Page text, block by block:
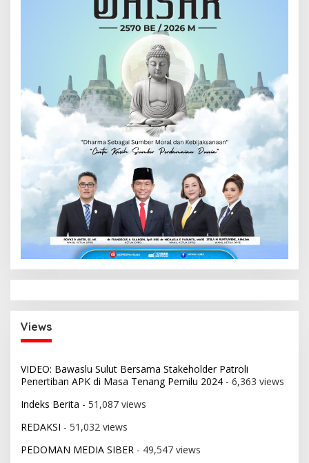
Views
VIDEO: Bawaslu Sulut Bersama Stakeholder Patroli
Penertiban APK di Masa Tenang Pemilu 2024 - 6,363 views
Indeks Berita - 51,087 views
REDAKSI - 51,032 views
PEDOMAN MEDIA SIBER - 49,547 views